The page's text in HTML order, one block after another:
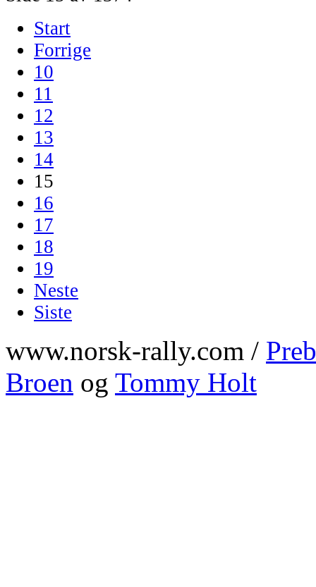
Start
Forrige
10
11
12
13
14
15
16
17
18
19
Neste
Siste
www.norsk-rally.com /
Broen og Tommy Holt